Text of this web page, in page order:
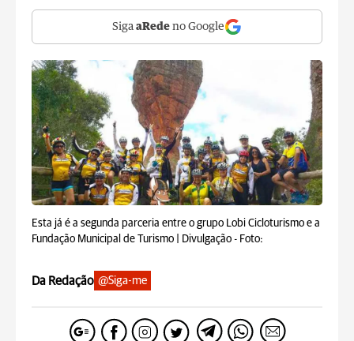
Siga aRede no Google
Esta já é a segunda parceria entre o grupo Lobi Cicloturismo e a
Fundação Municipal de Turismo | Divulgação - Foto:
Da Redação @Siga-me